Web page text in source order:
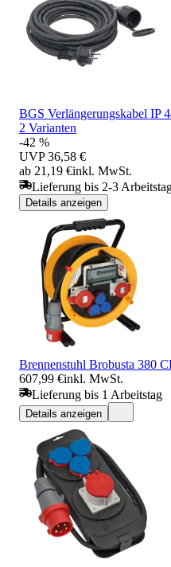
BGS Verlängerungskabel IP
2 Varianten
-42 %
UVP 36,58 €
ab 21,19 €inkl. MwSt.
Lieferung bis 2-3
Details anzeigen
Brennenstuhl Brobusta 380
607,99 €inkl. MwSt.
Lieferung bis 1 Arbeitstag
Details anzeigen